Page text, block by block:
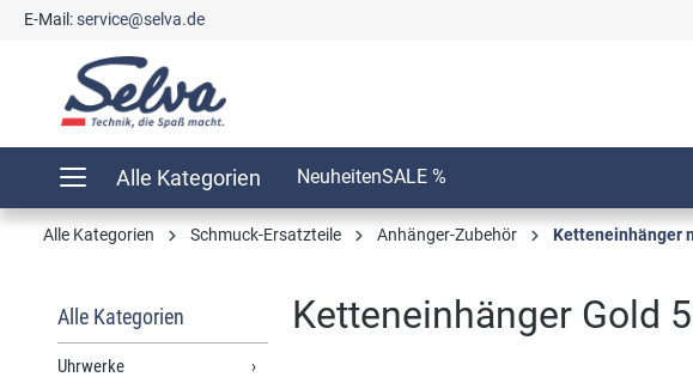
Zur Hauptnavigation springen
E-Mail:service@selva.de
Alle Kategorien NeuheitenSALE %
Alle Kategorien Schmuck-Ersatzteile Anhänger-Zubehör Ketteneinhänger
Alle Kategorien
Uhrwerke
Ketteneinhänger Gold